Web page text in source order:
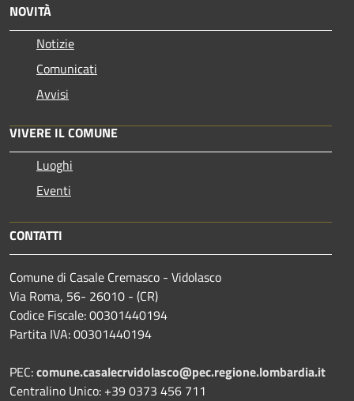
NOVITÀ
Notizie
Comunicati
Avvisi
VIVERE IL COMUNE
Luoghi
Eventi
CONTATTI
Comune di Casale Cremasco - Vidolasco
Via Roma, 56- 26010 - (CR)
Codice Fiscale: 00301440194
Partita IVA: 00301440194
PEC:comune.casalecrvidolasco@pec.regione.lombardia.it
Centralino Unico: +39 0373 456 711